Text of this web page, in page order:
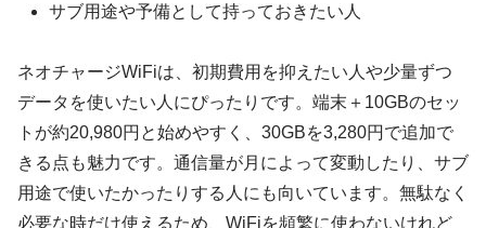
サブ用途や予備として持っておきたい人
ネオチャージWiFiは、初期費用を抑えたい人や少量ずつ
データを使いたい人にぴったりです。端末＋10GBのセッ
トが約20,980円と始めやすく、30GBを3,280円で追加で
きる点も魅力です。通信量が月によって変動したり、サブ
用途で使いたかったりする人にも向いています。無駄なく
必要な時だけ使えるため、WiFiを頻繁に使わないけれど